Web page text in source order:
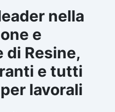
nella
e
Resine,
e tutti
lavorali